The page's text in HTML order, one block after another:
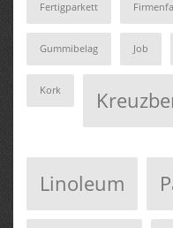
Fertigparkett
Gummibelag Job
Kork
Linoleum